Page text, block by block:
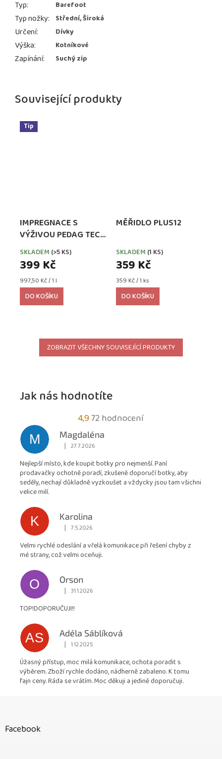
Související produkty
Tip
IMPREGNACE S
VÝŽIVOU PEDAG TECH
WATERPROOFER,
EXTRA SILNÁ
SKLADEM (>5 KS)
399 Kč
Měrná
cena:
997,50 Kč / 1 l
DO KOŠÍKU
MĚŘIDLO PLUS12
SKLADEM (1 KS)
359 Kč
Měrná
cena:
359 Kč / 1 ks
DO KOŠÍKU
ZOBRAZIT VŠECHNY SOUVISEJÍCÍ PRODUKTY
Typ: Barefoot
Typ nožky: Střední, Široká
Určení: Dívky
Výška: Kotníkové
Zapínání: Suchý zip
Jak nás hodnotíte
4,9Průměrné
hodnocení
obchodu
4,9
z
72 hodnocení
M
Magdaléna
Hodnocení obchodu je 5 z 5 hvězdiček.
| 27.7.2026
Nejlepší místo, kde koupit botky pro nejmenší. Paní
prodavačky ochotně poradí, zkušeně doporučí botky, aby
seděly, nechají důkladně vyzkoušet a vždycky jsou tam všichni
velice milí.
K
Karolina
Hodnocení obchodu je 5 z 5 hvězdiček.
| 7.5.2026
Velmi rychlé odeslání a vřelá komunikace při řešení chyby z
mé strany, což velmi oceňuji.
O
Orson
Hodnocení obchodu je 5 z 5 hvězdiček.
| 31.1.2026
TOP!DOPORUČUJI!!
AS
Adéla Sáblíková
Hodnocení obchodu je 5 z 5 hvězdiček.
| 1.12.2025
Úžasný přístup, moc milá komunikace, ochota poradit s
výběrem. Zboží rychle dodáno, nádherně zabaleno. K tomu
fajn ceny. Ráda se vrátím. Moc děkuji a jedině doporučuji.
Facebook